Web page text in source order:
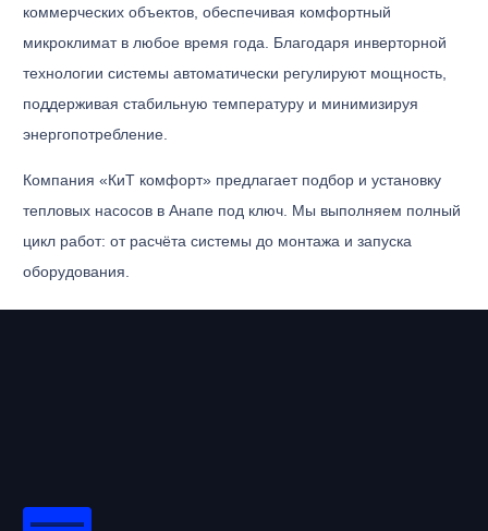
коммерческих объектов, обеспечивая комфортный
микроклимат в любое время года. Благодаря инверторной
технологии системы автоматически регулируют мощность,
поддерживая стабильную температуру и минимизируя
энергопотребление.
Компания «КиТ комфорт» предлагает подбор и установку
тепловых насосов в Анапе под ключ. Мы выполняем полный
цикл работ: от расчёта системы до монтажа и запуска
оборудования.